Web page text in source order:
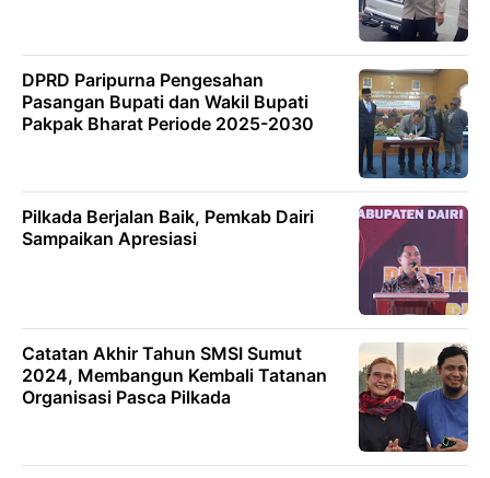
DPRD Paripurna Pengesahan
Pasangan Bupati dan Wakil Bupati
Pakpak Bharat Periode 2025-2030
Pilkada Berjalan Baik, Pemkab Dairi
Sampaikan Apresiasi
Catatan Akhir Tahun SMSI Sumut
2024, Membangun Kembali Tatanan
Organisasi Pasca Pilkada